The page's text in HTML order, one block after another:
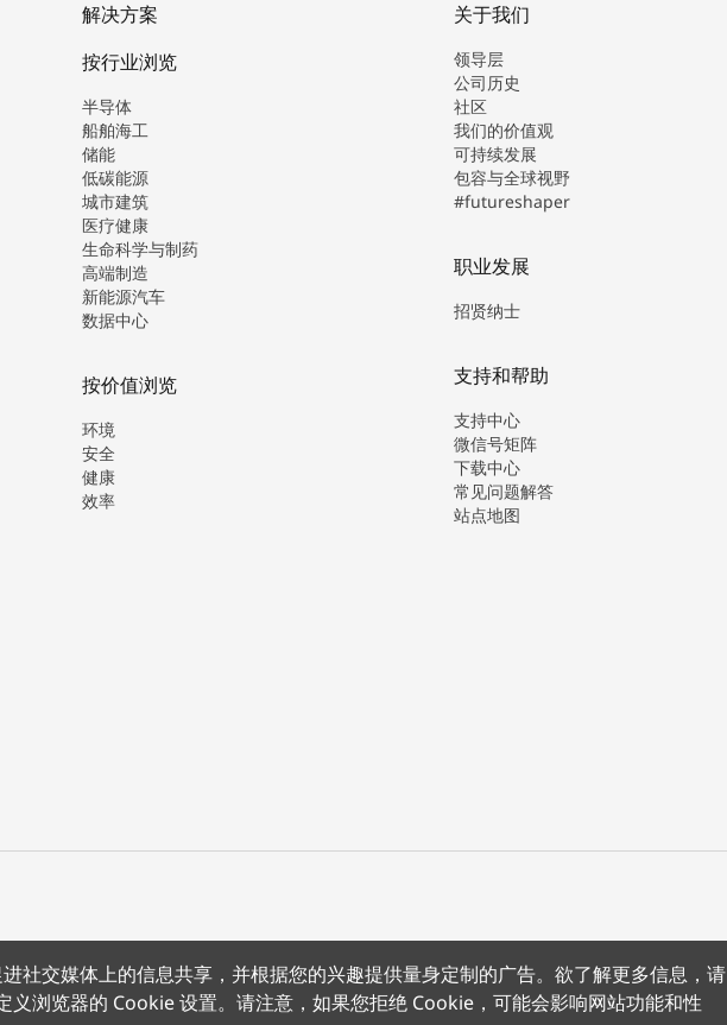
社交媒体上的信息共享，并根据您的兴趣提供量身定制的广告。欲了解更多信息，请
义浏览器的 Cookie 设置。请注意，如果您拒绝 Cookie，可能会影响网站功能和性
解决方案
按行业浏览
半导体
船舶海工
储能
低碳能源
城市建筑
医疗健康
生命科学与制药
高端制造
新能源汽车
数据中心
按价值浏览
环境
安全
健康
效率
关于我们
领导层
公司历史
社区
我们的价值观
可持续发展
包容与全球视野
#futureshaper
职业发展
招贤纳士
支持和帮助
支持中心
微信号矩阵
下载中心
常见问题解答
站点地图
沪公网安备 31011502012180号沪ICP备15008415号条款条约隐私声明